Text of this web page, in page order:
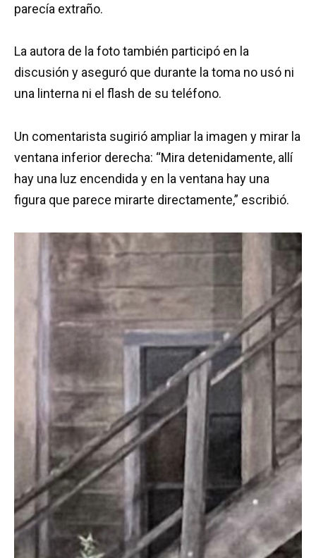
parecía extraño.
La autora de la foto también participó en la
discusión y aseguró que durante la toma no usó ni
una linterna ni el flash de su teléfono.
Un comentarista sugirió ampliar la imagen y mirar la
ventana inferior derecha: “Mira detenidamente, allí
hay una luz encendida y en la ventana hay una
figura que parece mirarte directamente,” escribió.